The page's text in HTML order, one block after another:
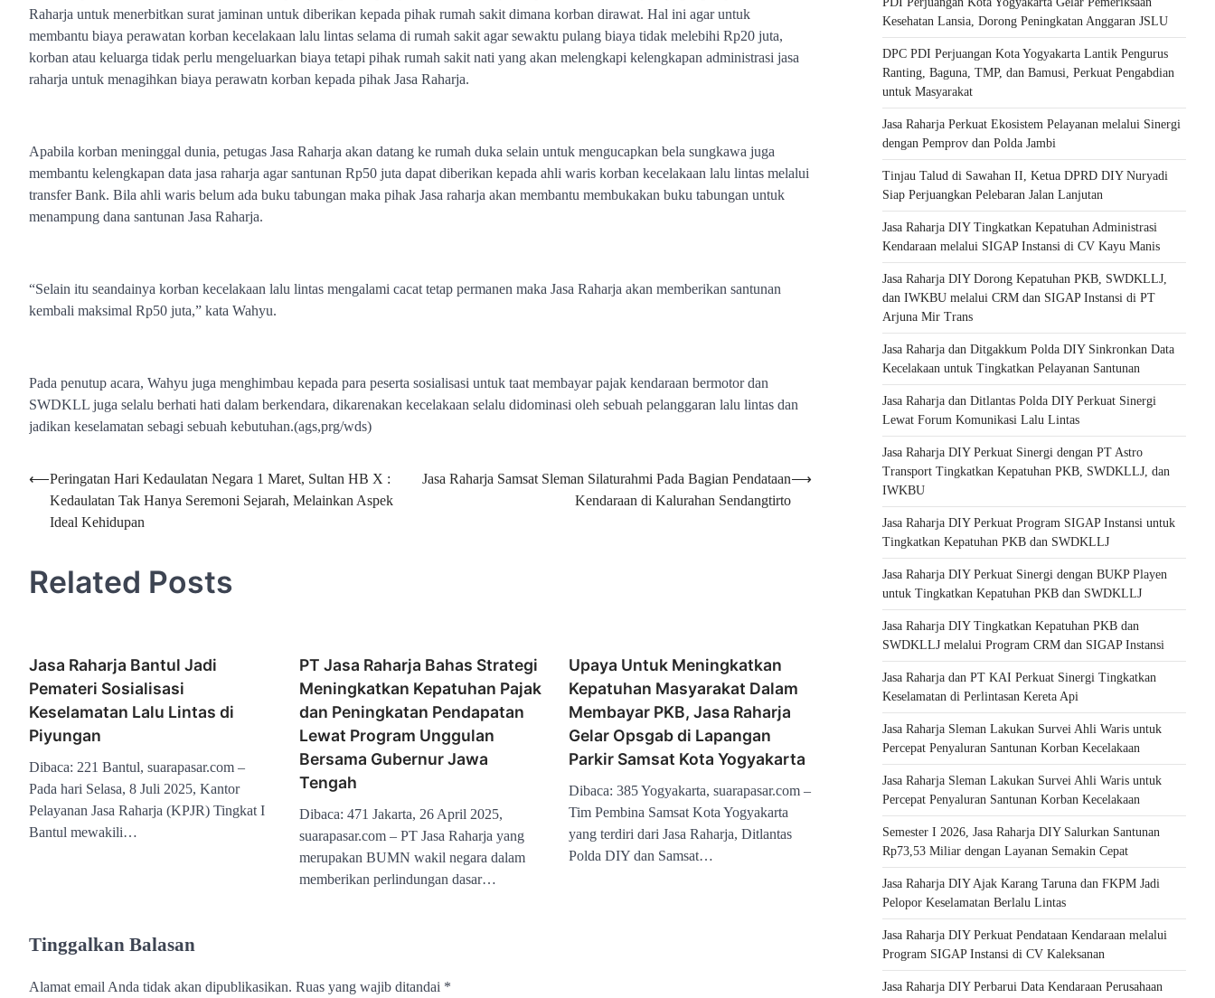
Raharja untuk menerbitkan surat jaminan untuk diberikan kepada pihak rumah sakit dimana korban dirawat. Hal ini agar untuk
membantu biaya perawatan korban kecelakaan lalu lintas selama di rumah sakit agar sewaktu pulang biaya tidak melebihi Rp20 juta,
korban atau keluarga tidak perlu mengeluarkan biaya tetapi pihak rumah sakit nati yang akan melengkapi kelengkapan administrasi jasa
raharja untuk menagihkan biaya perawatn korban kepada pihak Jasa Raharja.
Apabila korban meninggal dunia, petugas Jasa Raharja akan datang ke rumah duka selain untuk mengucapkan bela sungkawa juga
membantu kelengkapan data jasa raharja agar santunan Rp50 juta dapat diberikan kepada ahli waris korban kecelakaan lalu lintas melalui
transfer Bank. Bila ahli waris belum ada buku tabungan maka pihak Jasa raharja akan membantu membukakan buku tabungan untuk
menampung dana santunan Jasa Raharja.
“Selain itu seandainya korban kecelakaan lalu lintas mengalami cacat tetap permanen maka Jasa Raharja akan memberikan santunan
kembali maksimal Rp50 juta,” kata Wahyu.
Pada penutup acara, Wahyu juga menghimbau kepada para peserta sosialisasi untuk taat membayar pajak kendaraan bermotor dan
SWDKLL juga selalu berhati hati dalam berkendara, dikarenakan kecelakaan selalu didominasi oleh sebuah pelanggaran lalu lintas dan
jadikan keselamatan sebagi sebuah kebutuhan.(ags,prg/wds)
Navigasi
pos
⟵Peringatan Hari Kedaulatan Negara 1 Maret, Sultan HB X :
Kedaulatan Tak Hanya Seremoni Sejarah, Melainkan Aspek
Ideal Kehidupan
Jasa Raharja Samsat Sleman Silaturahmi Pada Bagian Pendataan
Kendaraan di Kalurahan Sendangtirto
⟶
Related Posts
Jasa Raharja Bantul Jadi
Pemateri Sosialisasi
Keselamatan Lalu Lintas di
Piyungan
Dibaca: 221 Bantul, suarapasar.com –
Pada hari Selasa, 8 Juli 2025, Kantor
Pelayanan Jasa Raharja (KPJR) Tingkat I
Bantul mewakili…
PT Jasa Raharja Bahas Strategi
Meningkatkan Kepatuhan Pajak
dan Peningkatan Pendapatan
Lewat Program Unggulan
Bersama Gubernur Jawa
Tengah
Dibaca: 471 Jakarta, 26 April 2025,
suarapasar.com – PT Jasa Raharja yang
merupakan BUMN wakil negara dalam
memberikan perlindungan dasar…
Upaya Untuk Meningkatkan
Kepatuhan Masyarakat Dalam
Membayar PKB, Jasa Raharja
Gelar Opsgab di Lapangan
Parkir Samsat Kota Yogyakarta
Dibaca: 385 Yogyakarta, suarapasar.com –
Tim Pembina Samsat Kota Yogyakarta
yang terdiri dari Jasa Raharja, Ditlantas
Polda DIY dan Samsat…
Tinggalkan Balasan
Alamat email Anda tidak akan dipublikasikan. Ruas yang wajib ditandai *
Kesehatan Lansia, Dorong Peningkatan Anggaran JSLU
DPC PDI Perjuangan Kota Yogyakarta Lantik Pengurus
Ranting, Baguna, TMP, dan Bamusi, Perkuat Pengabdian
untuk Masyarakat
Jasa Raharja Perkuat Ekosistem Pelayanan melalui Sinergi
dengan Pemprov dan Polda Jambi
Tinjau Talud di Sawahan II, Ketua DPRD DIY Nuryadi
Siap Perjuangkan Pelebaran Jalan Lanjutan
Jasa Raharja DIY Tingkatkan Kepatuhan Administrasi
Kendaraan melalui SIGAP Instansi di CV Kayu Manis
Jasa Raharja DIY Dorong Kepatuhan PKB, SWDKLLJ,
dan IWKBU melalui CRM dan SIGAP Instansi di PT
Arjuna Mir Trans
Jasa Raharja dan Ditgakkum Polda DIY Sinkronkan Data
Kecelakaan untuk Tingkatkan Pelayanan Santunan
Jasa Raharja dan Ditlantas Polda DIY Perkuat Sinergi
Lewat Forum Komunikasi Lalu Lintas
Jasa Raharja DIY Perkuat Sinergi dengan PT Astro
Transport Tingkatkan Kepatuhan PKB, SWDKLLJ, dan
IWKBU
Jasa Raharja DIY Perkuat Program SIGAP Instansi untuk
Tingkatkan Kepatuhan PKB dan SWDKLLJ
Jasa Raharja DIY Perkuat Sinergi dengan BUKP Playen
untuk Tingkatkan Kepatuhan PKB dan SWDKLLJ
Jasa Raharja DIY Tingkatkan Kepatuhan PKB dan
SWDKLLJ melalui Program CRM dan SIGAP Instansi
Jasa Raharja dan PT KAI Perkuat Sinergi Tingkatkan
Keselamatan di Perlintasan Kereta Api
Jasa Raharja Sleman Lakukan Survei Ahli Waris untuk
Percepat Penyaluran Santunan Korban Kecelakaan
Jasa Raharja Sleman Lakukan Survei Ahli Waris untuk
Percepat Penyaluran Santunan Korban Kecelakaan
Semester I 2026, Jasa Raharja DIY Salurkan Santunan
Rp73,53 Miliar dengan Layanan Semakin Cepat
Jasa Raharja DIY Ajak Karang Taruna dan FKPM Jadi
Pelopor Keselamatan Berlalu Lintas
Jasa Raharja DIY Perkuat Pendataan Kendaraan melalui
Program SIGAP Instansi di CV Kaleksanan
Jasa Raharja DIY Perbarui Data Kendaraan Perusahaan